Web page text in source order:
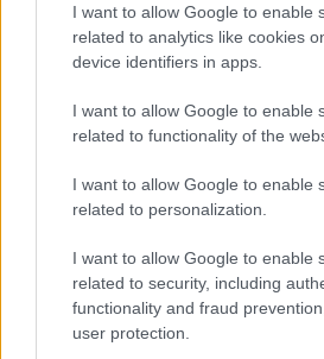
I want to allow Google to enable
related to analytics like cookies
device identifiers in apps.
I want to allow Google to enable
related to functionality of the
I want to allow Google to enable
related to personalization.
I want to allow Google to enable
related to security, including
functionality and fraud
user protection.
kentersturz
13 éve
Jó tömény a text, egyelőre
'pragmatikus nárcizmus', ie.
Tartós Béka
Itt nagy tévedések vannak...
Az LMP folytatja az SZDSZ-nek
dicstelen (sőt: gyalázatos)